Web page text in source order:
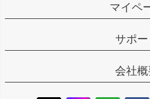
マイペ
サポー
会社